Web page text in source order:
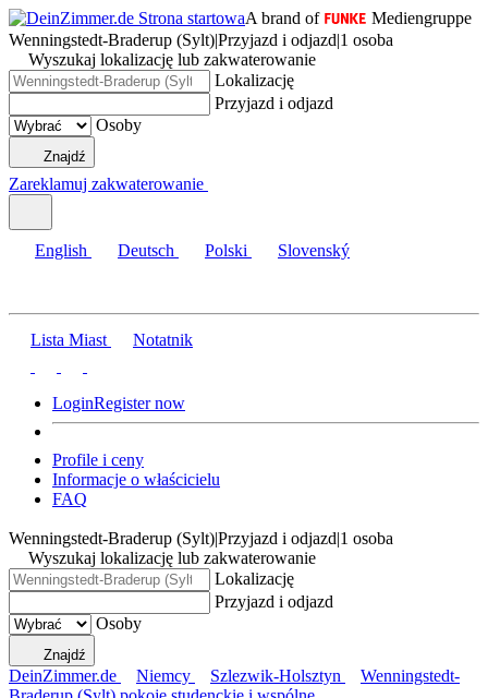
A brand of
Mediengruppe
Wenningstedt-Braderup (Sylt)|Przyjazd i odjazd|1 osoba
Wyszukaj lokalizację lub zakwaterowanie
Lokalizację
Przyjazd i odjazd
Osoby
Znajdź
Zareklamuj zakwaterowanie
English Deutsch Polski Slovenský
Lista Miast Notatnik
LoginRegister now
Profile i ceny
Informacje o właścicielu
FAQ
Wenningstedt-Braderup (Sylt)|Przyjazd i odjazd|1 osoba
Wyszukaj lokalizację lub zakwaterowanie
Lokalizację
Przyjazd i odjazd
Osoby
Znajdź
DeinZimmer.de Niemcy Szlezwik-Holsztyn
Wenningstedt-